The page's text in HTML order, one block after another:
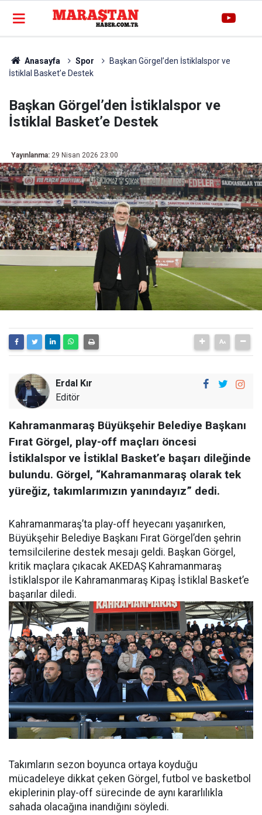
Anasayfa Spor
Başkan Görgel’den İstiklalspor ve
İstiklal Basket’e Destek
Başkan Görgel’den İstiklalspor ve
İstiklal Basket’e Destek
Yayınlanma: 29 Nisan 2026 23:00
Erdal Kır
Editör
Kahramanmaraş Büyükşehir Belediye Başkanı
Fırat Görgel, play-off maçları öncesi
İstiklalspor ve İstiklal Basket’e başarı dileğinde
bulundu. Görgel, “Kahramanmaraş olarak tek
yüreğiz, takımlarımızın yanındayız” dedi.
Kahramanmaraş’ta play-off heyecanı yaşanırken,
Büyükşehir Belediye Başkanı Fırat Görgel’den şehrin
temsilcilerine destek mesajı geldi. Başkan Görgel,
kritik maçlara çıkacak AKEDAŞ Kahramanmaraş
İstiklalspor ile Kahramanmaraş Kipaş İstiklal Basket’e
başarılar diledi.
Takımların sezon boyunca ortaya koyduğu
mücadeleye dikkat çeken Görgel, futbol ve basketbol
ekiplerinin play-off sürecinde de aynı kararlılıkla
sahada olacağına inandığını söyledi.